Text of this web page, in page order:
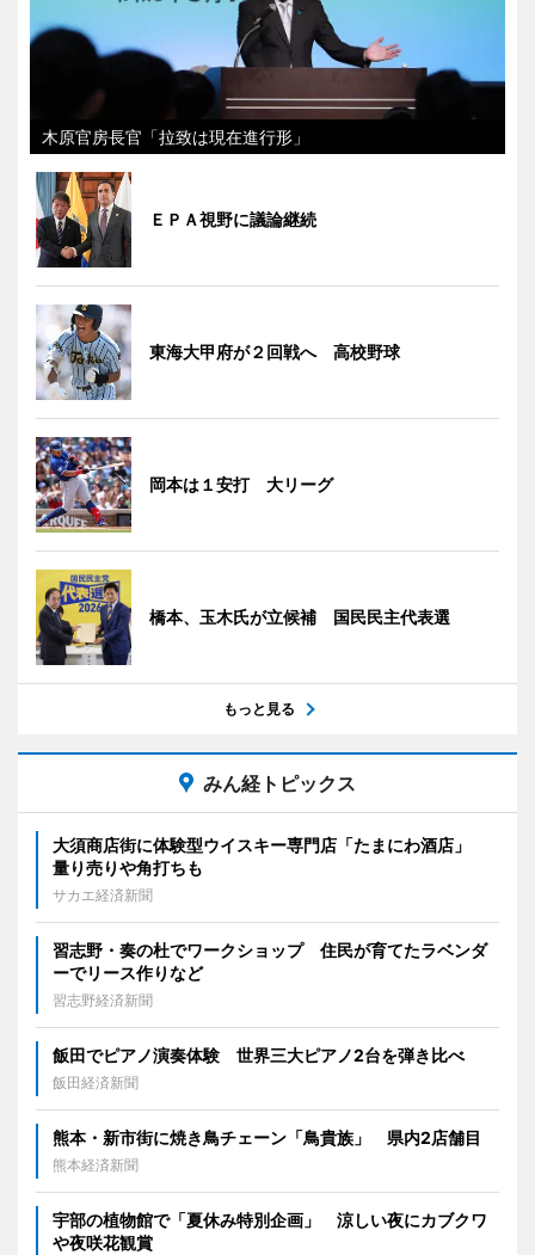
木原官房長官「拉致は現在進行形」
ＥＰＡ視野に議論継続
東海大甲府が２回戦へ 高校野球
岡本は１安打 大リーグ
橋本、玉木氏が立候補 国民民主代表選
もっと見る
みん経トピックス
大須商店街に体験型ウイスキー専門店「たまにわ酒店」
量り売りや角打ちも
サカエ経済新聞
習志野・奏の杜でワークショップ 住民が育てたラベンダ
ーでリース作りなど
習志野経済新聞
飯田でピアノ演奏体験 世界三大ピアノ2台を弾き比べ
飯田経済新聞
熊本・新市街に焼き鳥チェーン「鳥貴族」 県内2店舗目
熊本経済新聞
宇部の植物館で「夏休み特別企画」 涼しい夜にカブクワ
や夜咲花観賞